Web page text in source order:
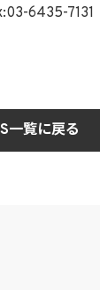
6435-7131
一覧に戻る